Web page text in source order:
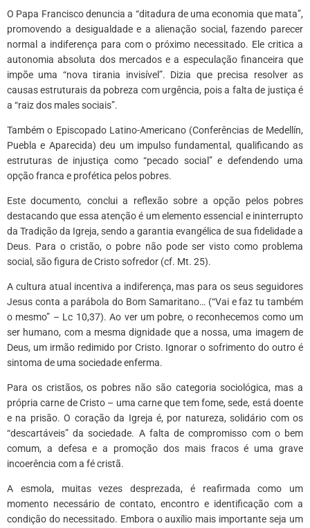
O Papa Francisco denuncia a “ditadura de uma economia que mata”,
promovendo a desigualdade e a alienação social, fazendo parecer
normal a indiferença para com o próximo necessitado. Ele critica a
autonomia absoluta dos mercados e a especulação financeira que
impõe uma “nova tirania invisível”. Dizia que precisa resolver as
causas estruturais da pobreza com urgência, pois a falta de justiça é
a “raiz dos males sociais”.
Também o Episcopado Latino-Americano (Conferências de Medellín,
Puebla e Aparecida) deu um impulso fundamental, qualificando as
estruturas de injustiça como “pecado social” e defendendo uma
opção franca e profética pelos pobres.
Este documento, conclui a reflexão sobre a opção pelos pobres
destacando que essa atenção é um elemento essencial e ininterrupto
da Tradição da Igreja, sendo a garantia evangélica de sua fidelidade a
Deus. Para o cristão, o pobre não pode ser visto como problema
social, são figura de Cristo sofredor (cf. Mt. 25).
A cultura atual incentiva a indiferença, mas para os seus seguidores
Jesus conta a parábola do Bom Samaritano… (“Vai e faz tu também
o mesmo” – Lc 10,37). Ao ver um pobre, o reconhecemos como um
ser humano, com a mesma dignidade que a nossa, uma imagem de
Deus, um irmão redimido por Cristo. Ignorar o sofrimento do outro é
sintoma de uma sociedade enferma.
Para os cristãos, os pobres não são categoria sociológica, mas a
própria carne de Cristo – uma carne que tem fome, sede, está doente
e na prisão. O coração da Igreja é, por natureza, solidário com os
“descartáveis” da sociedade. A falta de compromisso com o bem
comum, a defesa e a promoção dos mais fracos é uma grave
incoerência com a fé cristã.
A esmola, muitas vezes desprezada, é reafirmada como um
momento necessário de contato, encontro e identificação com a
condição do necessitado. Embora o auxílio mais importante seja um